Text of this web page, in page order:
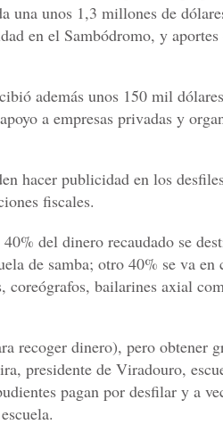
una unos 1,3 millones de
en el Sambódromo, y
además unos 150 mil
a empresas privadas y
hacer publicidad en los
fiscales.
del dinero recaudado se
de samba; otro 40% se va
coreógrafos, bailarines axial
recoger dinero), pero obtener
presidente de Viradouro,
pagan por desfilar y a